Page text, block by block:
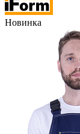
Новинка